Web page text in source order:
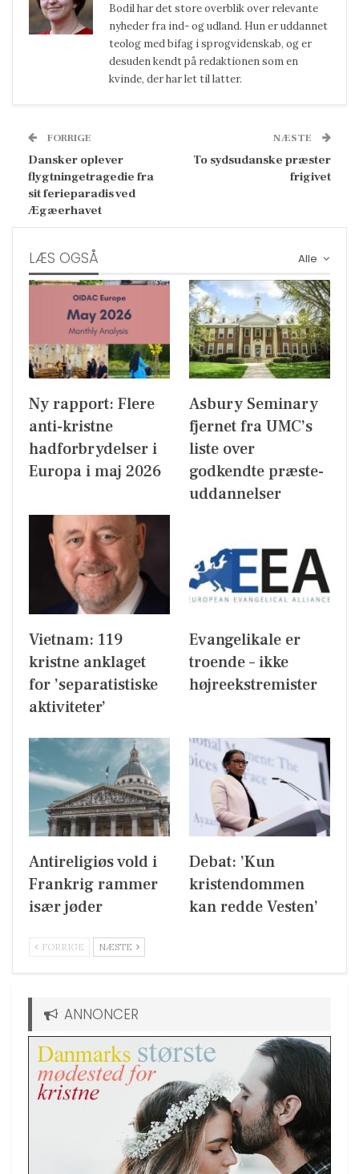
Bodil har det store overblik over relevante
nyheder fra ind- og udland. Hun er uddannet
teolog med bifag i sprogvidenskab, og er
desuden kendt på redaktionen som en
kvinde, der har let til latter.
FORRIGE
Dansker oplever
flygtningetragedie fra
sit ferieparadis ved
Ægæerhavet
NÆSTE
To sydsudanske præster
frigivet
Alle
LÆS OGSÅ
Ny rapport: Flere
anti-kristne
hadforbrydelser i
Europa i maj 2026
Asbury Seminary
fjernet fra UMC’s
liste over
godkendte præste-
uddannelser
Vietnam: 119
kristne anklaget
for ’separatistiske
aktiviteter’
Evangelikale er
troende – ikke
højreekstremister
Antireligiøs vold i
Frankrig rammer
især jøder
Debat: ’Kun
kristendommen
kan redde Vesten’
FORRIGE NÆSTE
ANNONCER